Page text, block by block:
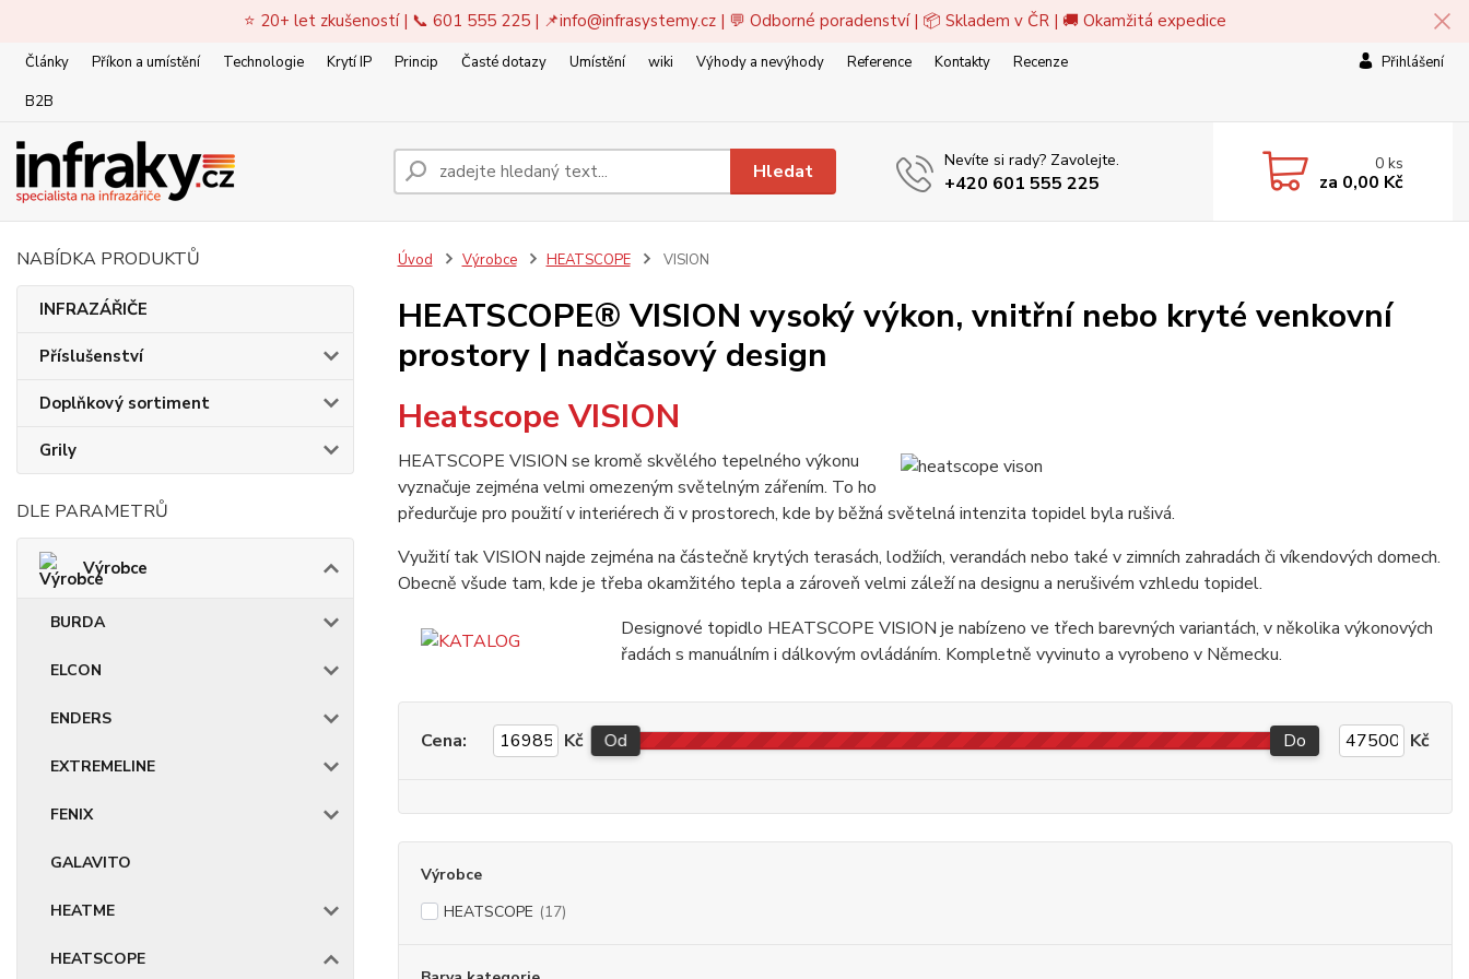
⭐ 20+ let zkušeností | 📞 601 555 225 | 📌info@infrasystemy.cz| 💬 Odborné poradenství | 📦 Skladem v ČR | 🚚 Okamžitá expedice
Články Příkon a umístění Technologie Krytí IP Princip Časté dotazy Umístění wiki Výhody a nevýhody Reference Kontakty
Recenze
B2B
Přihlášení
Hledat Nevíte si rady? Zavolejte.
+420 601 555 225
0 ks
za 0,00 Kč
NABÍDKA PRODUKTŮ
INFRAZÁŘIČE
Příslušenství
Doplňkový sortiment
Grily
DLE PARAMETRŮ
Výrobce
BURDA
ELCON
ENDERS
EXTREMELINE
FENIX
GALAVITO
HEATME
HEATSCOPE
Úvod Výrobce HEATSCOPE VISION
HEATSCOPE® VISION vysoký výkon, vnitřní nebo kryté venkovní
prostory | nadčasový design
Heatscope VISION
HEATSCOPE VISION se kromě skvělého tepelného výkonu
vyznačuje zejména velmi omezeným světelným zářením. To ho
předurčuje pro použití v interiérech či v prostorech, kde by běžná světelná intenzita topidel byla rušivá.
Využití tak VISION najde zejména na částečně krytých terasách, lodžiích, verandách nebo také v zimních zahradách či víkendových domech.
Obecně všude tam, kde je třeba okamžitého tepla a zároveň velmi záleží na designu a nerušivém vzhledu topidel.
Designové topidlo HEATSCOPE VISION je nabízeno ve třech barevných variantách, v několika výkonových
řadách s manuálním i dálkovým ovládáním. Kompletně vyvinuto a vyrobeno v Německu.
Cena: Kč Od Do Kč
Výrobce
HEATSCOPE (17)